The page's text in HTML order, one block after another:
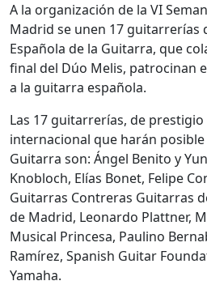
A la organización de la VI
Madrid se unen 17 guitarrerías
Española de la Guitarra, que
final del Dúo Melis, patrocinan
a la guitarra española.
Las 17 guitarrerías, de
internacional que harán posible
Guitarra son: Ángel Benito y
Knobloch, Elías Bonet, Felipe
Guitarras Contreras Guitarras
de Madrid, Leonardo Plattner,
Musical Princesa, Paulino
Ramírez, Spanish Guitar
Yamaha.